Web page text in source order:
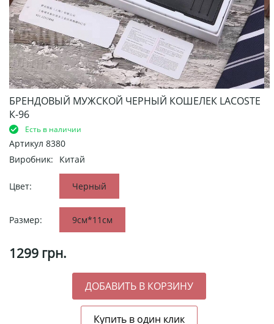
БРЕНДОВЫЙ МУЖСКОЙ ЧЕРНЫЙ КОШЕЛЕК LACOSTE
К-96
Есть в наличии
Артикул 8380
Виробник:
Китай
Цвет: Черный
Размер: 9см*11см
1299 грн.